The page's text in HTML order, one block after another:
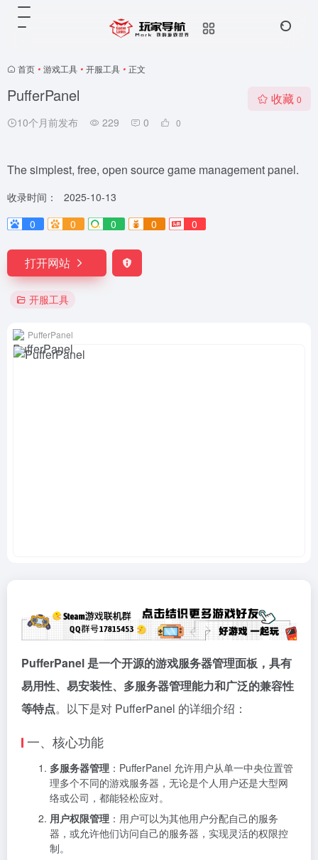
首页 • 游戏工具 • 开服工具 • 正文
PufferPanel
10个月前发布 229 0 0
收藏 0
The simplest, free, open source game management panel.
收录时间：
2025-10-13
0
0 0 0 0
打开网站
开服工具
PufferPanel
PufferPanel 是一个开源的游戏服务器管理面板，具有
易用性、易安装性、多服务器管理能力和广泛的兼容性
等特点。以下是对 PufferPanel 的详细介绍：
一、核心功能
多服务器管理 ：PufferPanel 允许用户从单一中央位置管
理多个不同的游戏服务器，无论是个人用户还是大型网
络或公司，都能轻松应对。
用户权限管理 ：用户可以为其他用户分配自己的服务
器，或允许他们访问自己的服务器，实现灵活的权限控
制。